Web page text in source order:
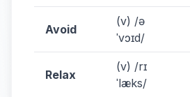
Avoid
(v) /ə
ˈvɔɪd/
Relax
(v) /rɪ
ˈlæks/